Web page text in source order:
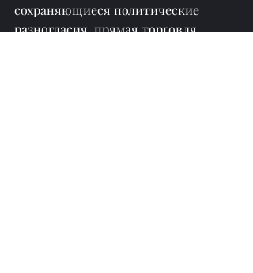
сохраняющиеся политические
разногласия, прямая торговля